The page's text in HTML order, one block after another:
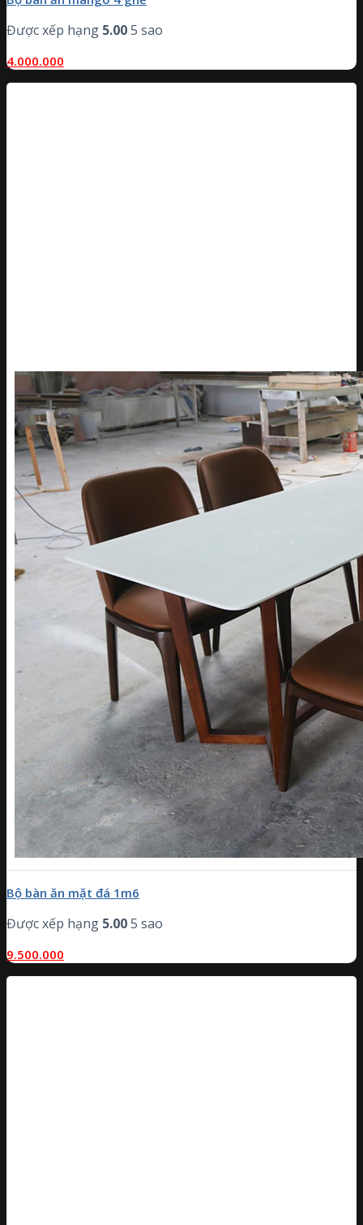
Được xếp hạng 5.005 sao
4.000.000
Bộ bàn ăn mặt đá 1m6
Được xếp hạng 5.005 sao
9.500.000